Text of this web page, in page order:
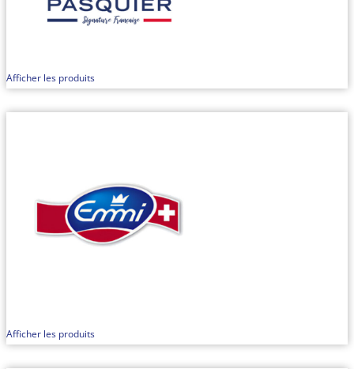
Afficher les produits
Afficher les produits